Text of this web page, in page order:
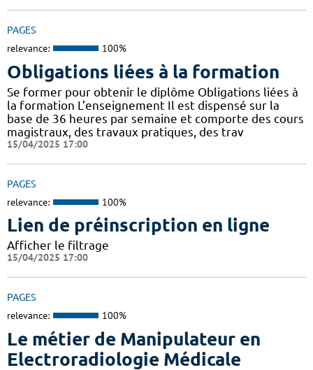
PAGES
relevance: 100%
Obligations liées à la formation
Se former pour obtenir le diplôme Obligations liées à
la formation L’enseignement Il est dispensé sur la
base de 36 heures par semaine et comporte des cours
magistraux, des travaux pratiques, des trav
15/04/2025 17:00
PAGES
relevance: 100%
Lien de préinscription en ligne
Afficher le filtrage
15/04/2025 17:00
PAGES
relevance: 100%
Le métier de Manipulateur en
Electroradiologie Médicale